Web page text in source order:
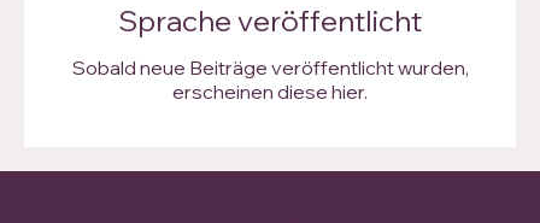
Sprache veröffentlicht
Sobald neue Beiträge veröffentlicht wurden,
erscheinen diese hier.